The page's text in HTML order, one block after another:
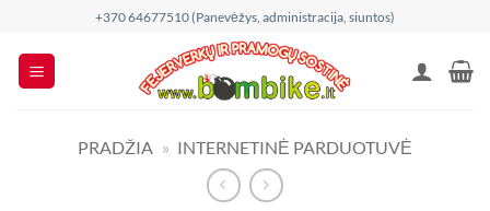
content
+370 64677510 (Panevėžys, administracija, siuntos)
PRADŽIA » INTERNETINĖ PARDUOTUVĖ